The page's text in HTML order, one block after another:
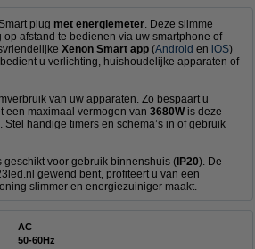
plug met energiemeter. Deze slimme
afstand te bedienen via uw smartphone of
Xenon Smart app (Android en iOS)
u verlichting, huishoudelijke apparaten of
van uw apparaten. Zo bespaart u
een maximaal vermogen van 3680W is deze
handige timers en schema’s in of gebruik
geschikt voor gebruik binnenshuis ( IP20). De
gewend bent, profiteert u van een
slimmer en energiezuiniger maakt.
AC
50-60Hz